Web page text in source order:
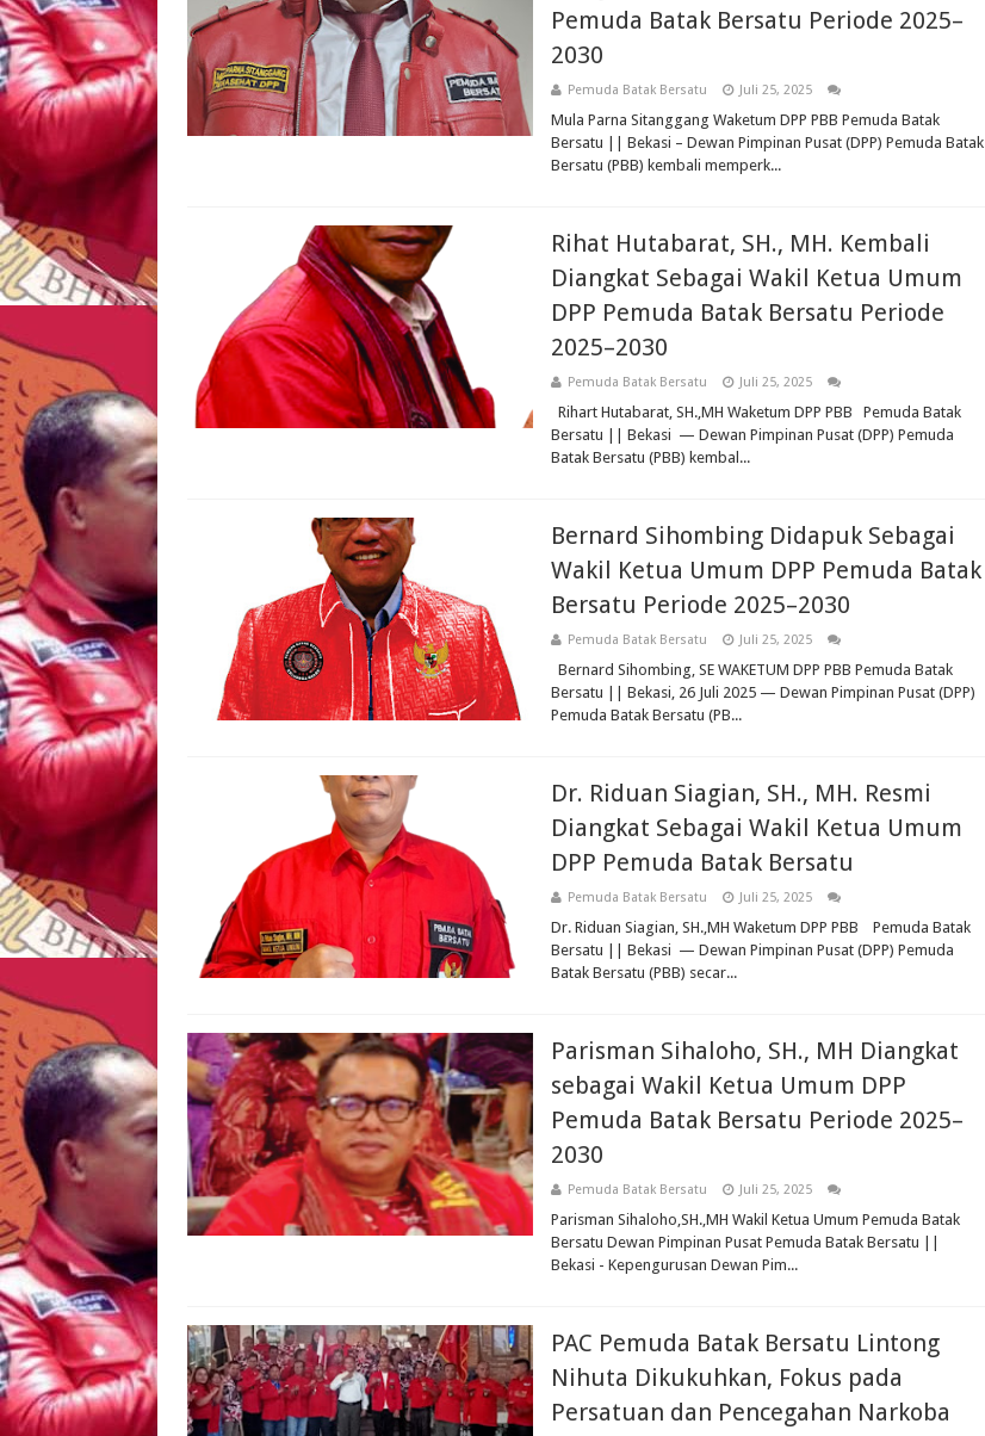
Pemuda Batak Bersatu Periode 2025–
2030
Pemuda Batak Bersatu Juli 25, 2025
Mula Parna Sitanggang Waketum DPP PBB Pemuda Batak
Bersatu || Bekasi – Dewan Pimpinan Pusat (DPP) Pemuda Batak
Bersatu (PBB) kembali memperk...
Rihat Hutabarat, SH., MH. Kembali
Diangkat Sebagai Wakil Ketua Umum
DPP Pemuda Batak Bersatu Periode
2025–2030
Pemuda Batak Bersatu Juli 25, 2025
Rihart Hutabarat, SH.,MH Waketum DPP PBB Pemuda Batak
Bersatu || Bekasi — Dewan Pimpinan Pusat (DPP) Pemuda
Batak Bersatu (PBB) kembal...
Bernard Sihombing Didapuk Sebagai
Wakil Ketua Umum DPP Pemuda Batak
Bersatu Periode 2025–2030
Pemuda Batak Bersatu Juli 25, 2025
Bernard Sihombing, SE WAKETUM DPP PBB Pemuda Batak
Bersatu || Bekasi, 26 Juli 2025 — Dewan Pimpinan Pusat (DPP)
Pemuda Batak Bersatu (PB...
Dr. Riduan Siagian, SH., MH. Resmi
Diangkat Sebagai Wakil Ketua Umum
DPP Pemuda Batak Bersatu
Pemuda Batak Bersatu Juli 25, 2025
Dr. Riduan Siagian, SH.,MH Waketum DPP PBB Pemuda Batak
Bersatu || Bekasi — Dewan Pimpinan Pusat (DPP) Pemuda
Batak Bersatu (PBB) secar...
Parisman Sihaloho, SH., MH Diangkat
sebagai Wakil Ketua Umum DPP
Pemuda Batak Bersatu Periode 2025–
2030
Pemuda Batak Bersatu Juli 25, 2025
Parisman Sihaloho,SH.,MH Wakil Ketua Umum Pemuda Batak
Bersatu Dewan Pimpinan Pusat Pemuda Batak Bersatu ||
Bekasi - Kepengurusan Dewan Pim...
PAC Pemuda Batak Bersatu Lintong
Nihuta Dikukuhkan, Fokus pada
Persatuan dan Pencegahan Narkoba